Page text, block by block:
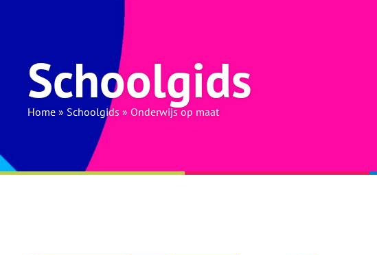
Schoolgids
Home » Schoolgids » Onderwijs op maat